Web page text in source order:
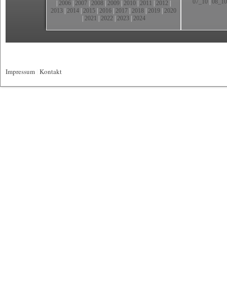
2006 2007 2008 2009 2010 2011 2012
2013 2014 2015 2016 2017 2018 2019 2020
2021 2022 2023| 2024
07_10 08_10
Impressum Kontakt